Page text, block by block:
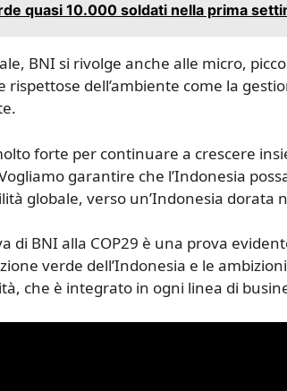
quasi 10.000 soldati nella prima
BNI si rivolge anche alle micro,
dell’ambiente come la
forte per continuare a crescere
garantire che l’Indonesia
globale, verso un’Indonesia dorata
di BNI alla COP29 è una prova
verde dell’Indonesia e le
che è integrato in ogni linea di